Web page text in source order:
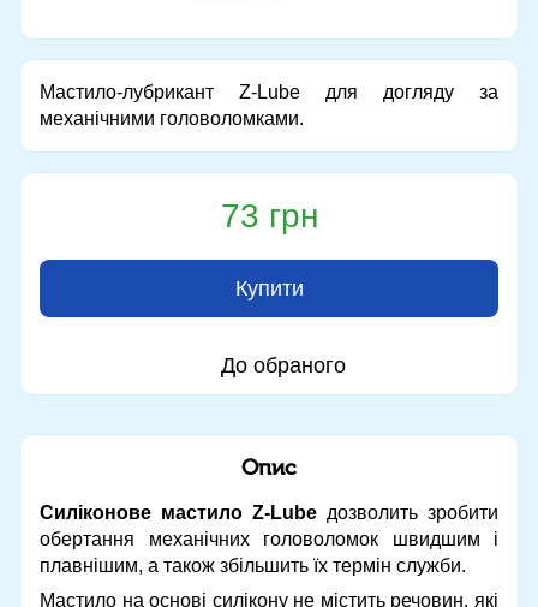
Мастило-лубрикант Z-Lube для догляду за
механічними головоломками.
73 грн
Купити
До обраного
Опис
Силіконове мастило Z-Lube дозволить зробити
обертання механічних головоломок швидшим і
плавнішим, а також збільшить їх термін служби.
Мастило на основі силікону не містить речовин, які